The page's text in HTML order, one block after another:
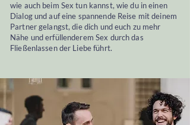
wie auch beim Sex tun kannst, wie du in einen
Dialog und auf eine spannende Reise mit deinem
Partner gelangst, die dich und euch zu mehr
Nähe und erfüllenderem Sex durch das
Fließenlassen der Liebe führt.